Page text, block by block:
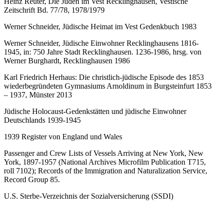
Zeitschrift Bd. 77/78, 1978/1979
Werner Schneider, Jüdische Heimat im Vest Gedenkbuch 1983
Werner Schneider, Jüdische Einwohner Recklinghausens 1816-
1945, in: 750 Jahre Stadt Recklinghausen. 1236-1986, hrsg. von
Werner Burghardt, Recklinghausen 1986
Karl Friedrich Herhaus: Die christlich-jüdische Episode des 1853
wiederbegründeten Gymnasiums Arnoldinum in Burgsteinfurt 1853
– 1937, Münster 2013
Jüdische Holocaust-Gedenkstätten und jüdische Einwohner
Deutschlands 1939-1945
1939 Register von England und Wales
Passenger and Crew Lists of Vessels Arriving at New York, New
York, 1897-1957 (National Archives Microfilm Publication T715,
roll 7102); Records of the Immigration and Naturalization Service,
Record Group 85.
U.S. Sterbe-Verzeichnis der Sozialversicherung (SSDI)